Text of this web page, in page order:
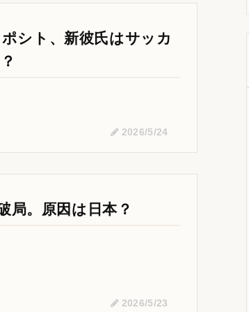
シト、新彼氏はサッカ
2026/5/24
局。原因は日本？
2026/5/23